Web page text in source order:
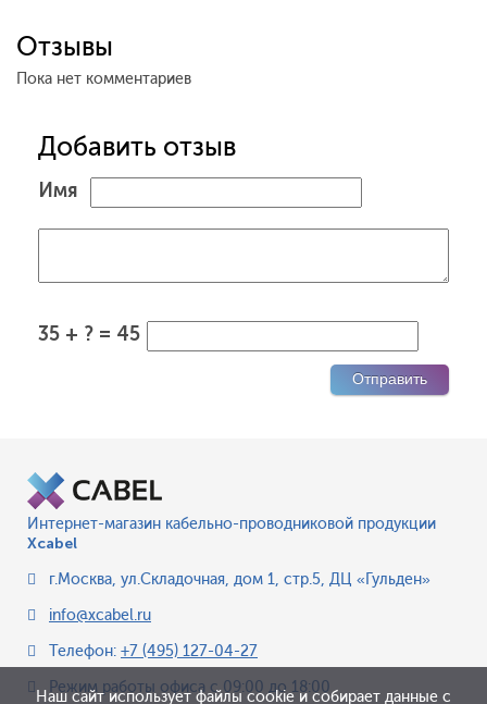
Отзывы
Пока нет комментариев
Добавить отзыв
Имя
35 + ? = 45
Интернет-магазин кабельно-проводниковой продукции
Xcabel
г.Москва, ул.Складочная, дом 1, стр.5, ДЦ «Гульден»
info@xcabel.ru
Телефон: +7 (495) 127-04-27
Режим работы офиса с 09:00 до 18:00
Наш сайт использует файлы cookie и собирает данные с